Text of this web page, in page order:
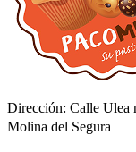
Dirección: Calle Ulea
Molina del Segura